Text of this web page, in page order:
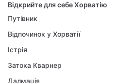
Відкрийте для себе Хорватію
Путівник
Відпочинок у Хорватії
Істрія
Затока Кварнер
Далмація